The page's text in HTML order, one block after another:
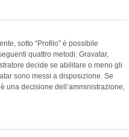
sotto “Profilo” è possibile
quattro metodi: Gravatar,
decide se abilitare o meno gli
sono messi a disposizione. Se
una decisione dell’amministrazione,